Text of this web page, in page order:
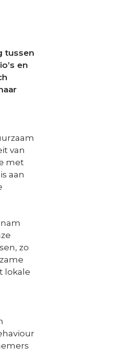
tussen
en
van
met
aan
zo
lokale